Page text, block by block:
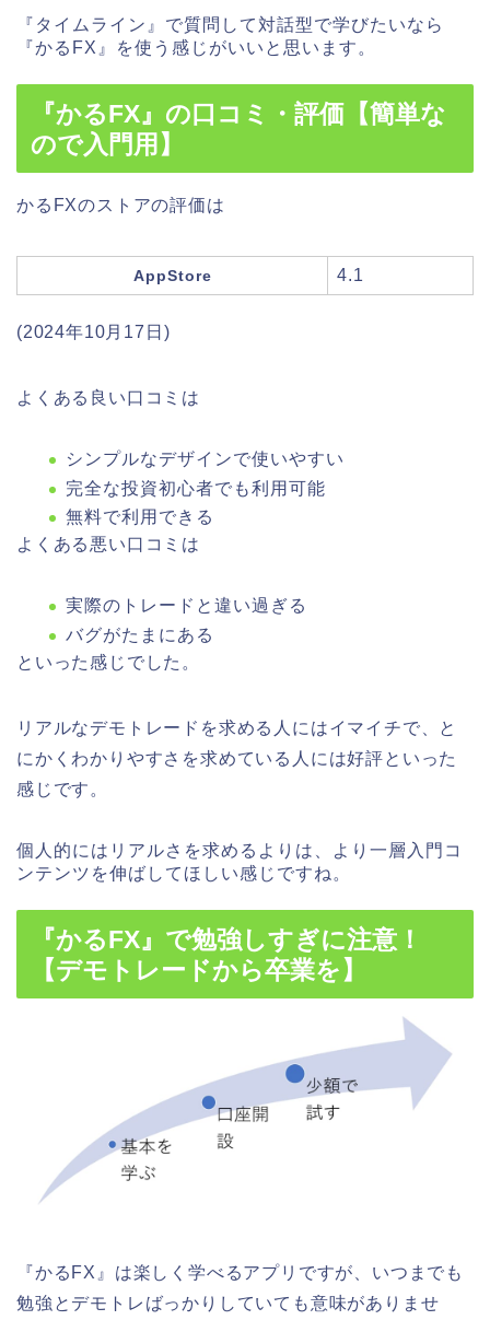
『タイムライン』で質問して対話型で学びたいなら
『かるFX』を使う感じがいいと思います。
『かるFX』の口コミ・評価【簡単な
ので入門用】
かるFXのストアの評価は
AppStore 4.1
(2024年10月17日)
よくある良い口コミは
シンプルなデザインで使いやすい
完全な投資初心者でも利用可能
無料で利用できる
よくある悪い口コミは
実際のトレードと違い過ぎる
バグがたまにある
といった感じでした。
リアルなデモトレードを求める人にはイマイチで、と
にかくわかりやすさを求めている人には好評といった
感じです。
個人的にはリアルさを求めるよりは、より一層入門コ
ンテンツを伸ばしてほしい感じですね。
『かるFX』で勉強しすぎに注意！
【デモトレードから卒業を】
『かるFX』は楽しく学べるアプリですが、いつまでも
勉強とデモトレばっかりしていても意味がありませ